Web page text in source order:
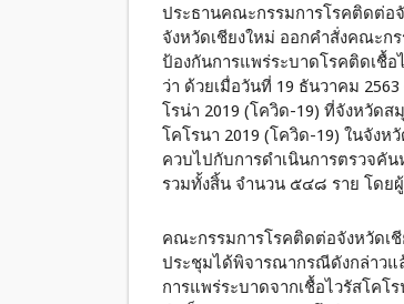
ประธานคณะกรรมการโรคติดต่อ
จังหวัดเชียงใหม่ ออกคำสั่งคณะก
ป้องกันการแพร่ระบาดโรคติดเชื้
ว่า ด้วยเมื่อวันที่ 19 ธันวาคม
โรน่า 2019 (โควิด-19) ที่จังหวัด
โคโรนา 2019 (โควิด-19) ในจัง
ควบไปกับการดำเนินการตรวจคัน
รวมทั้งสิ้น จำนวน ๕๔๘ ราย โดย
คณะกรรมการโรคติดต่อจังหวัดเ
ประชุมได้พิจารณากรณีดังกล่าวแ
การแพร่ระบาดจากเชื้อไวรัสโคโ